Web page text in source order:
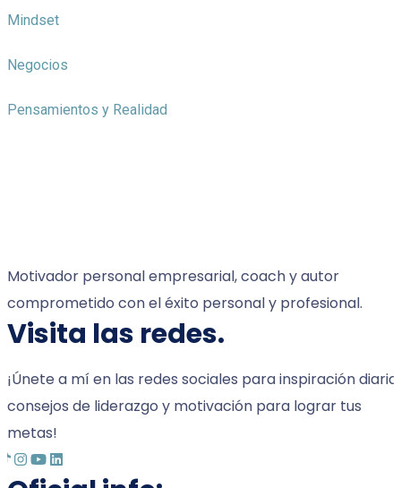
Mindset
Negocios
Pensamientos y Realidad
Motivador personal empresarial, coach y autor
comprometido con el éxito personal y profesional.
Visita las redes.
¡Únete a mí en las redes sociales para inspiración diaria,
consejos de liderazgo y motivación para lograr tus
metas!